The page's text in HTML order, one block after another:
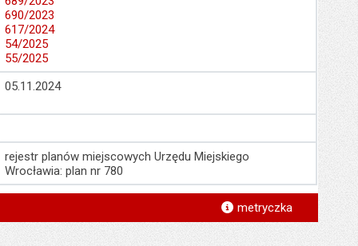
690/2023
617/2024
54/2025
55/2025
05.11.2024
rejestr planów miejscowych Urzędu Miejskiego
Wrocławia: plan nr 780
metryczka